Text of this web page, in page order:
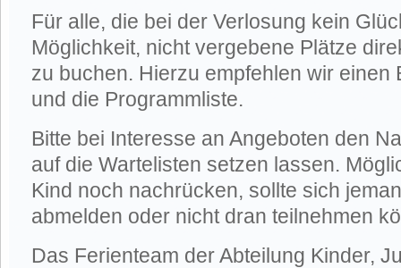
Für alle, die bei der Verlosung kein
Möglichkeit, nicht vergebene Plätze
zu buchen. Hierzu empfehlen wir einen
und die Programmliste.
Bitte bei Interesse an Angeboten den
auf die Wartelisten setzen lassen.
Kind noch nachrücken, sollte sich
abmelden oder nicht dran teilnehmen
Das Ferienteam der Abteilung Kinder,